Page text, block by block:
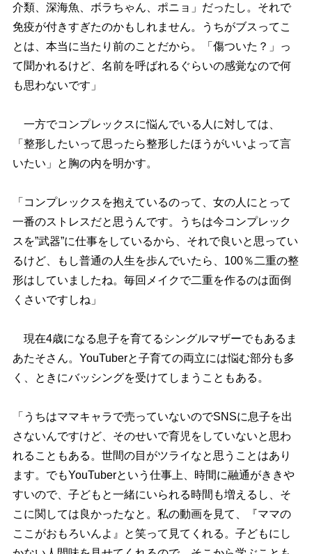
介類、深海魚、ボラちゃん、ポニョ」だったし。それで
免疫が付きすぎたのかもしれません。うちがブスってこ
とは、本当に当たり前のことだから。「傷ついた？」っ
て聞かれるけど、名前を呼ばれるぐらいの感覚なので何
も思わないです」
一方でコンプレックスに悩んでいる人に対しては、
「整形したいって思ったら整形したほうがいいよって言
いたい」と胸の内を明かす。
「コンプレックスを抱えているのって、女の人にとって
一番のストレスだと思うんです。うちは今コンプレック
スを”武器”に仕事をしているから、それで良いと思ってい
るけど、もし普通の人生を歩んでいたら、100％二重の整
形はしていましたね。毎回メイクで二重を作るのは面倒
くさいですしね」
現在4歳になる息子を育てるシングルマザーでもあるま
あたそさん。YouTuberと子育ての両立には悩む部分も多
く、ときにバッシングを受けてしまうこともある。
「うちはママキャラで売っていないのでSNSに息子を出
さないんですけど、そのせいで育児をしていないと思わ
れることもある。世間の目がツライなと思うことはあり
ます。でもYouTuberという仕事上、時間に融通がきき
すいので、子どもと一緒にいられる時間も増えるし、そ
こに関しては良かったなと。私の動画を見て、『ママの
ここがおもろいんよ』と笑って見てくれる。子どもにし